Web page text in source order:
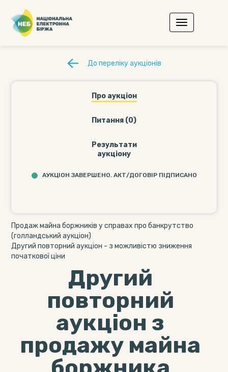
До переліку аукціонів
Про аукціон
Питання (0)
Результати
аукціону
АУКЦІОН ЗАВЕРШЕНО. АКТ/ДОГОВІР ПІДПИСАНО
Продаж майна боржників у справах про банкрутство
(голландський аукціон)
Другий повторний аукціон - з можливістю зниження
початкової ціни
Другий
повторний
аукціон з
продажу майна